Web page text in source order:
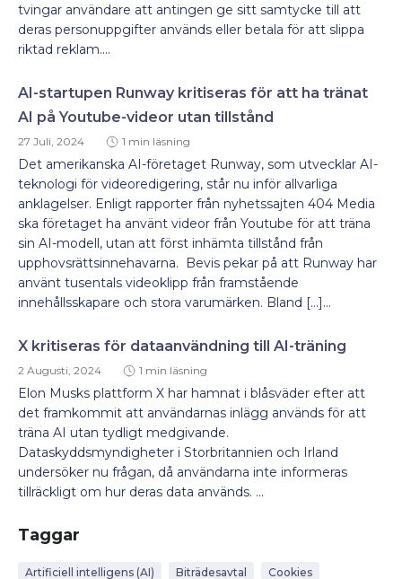
tvingar användare att antingen ge sitt samtycke till att
deras personuppgifter används eller betala för att slippa
riktad reklam....
AI-startupen Runway kritiseras för att ha tränat
AI på Youtube-videor utan tillstånd
27 Juli, 2024 1 min läsning
Det amerikanska AI-företaget Runway, som utvecklar AI-
teknologi för videoredigering, står nu inför allvarliga
anklagelser. Enligt rapporter från nyhetssajten 404 Media
ska företaget ha använt videor från Youtube för att träna
sin AI-modell, utan att först inhämta tillstånd från
upphovsrättsinnehavarna. Bevis pekar på att Runway har
använt tusentals videoklipp från framstående
innehållsskapare och stora varumärken. Bland […]...
X kritiseras för dataanvändning till AI-träning
2 Augusti, 2024 1 min läsning
Elon Musks plattform X har hamnat i blåsväder efter att
det framkommit att användarnas inlägg används för att
träna AI utan tydligt medgivande.
Dataskyddsmyndigheter i Storbritannien och Irland
undersöker nu frågan, då användarna inte informeras
tillräckligt om hur deras data används. ...
Taggar
Artificiell intelligens (AI) Biträdesavtal Cookies